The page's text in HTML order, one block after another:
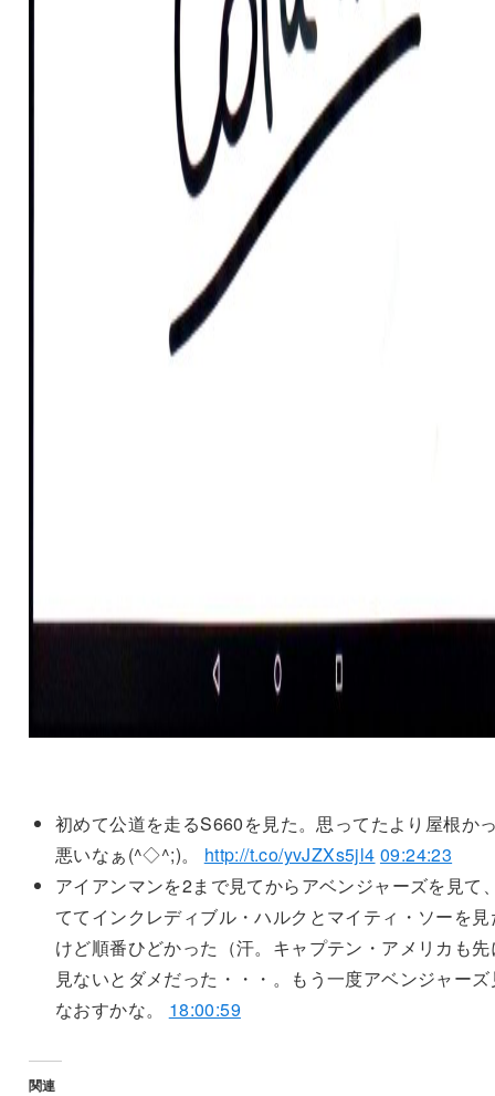
初めて公道を走るS660を見た。思ってたより屋根か
悪いなぁ(^◇^;)。 http://t.co/yvJZXs5jl4 09:24:23
アイアンマンを2まで見てからアベンジャーズを見て
ててインクレディブル・ハルクとマイティ・ソーを見
けど順番ひどかった（汗。キャプテン・アメリカも先
見ないとダメだった・・・。もう一度アベンジャーズ
なおすかな。 18:00:59
関連